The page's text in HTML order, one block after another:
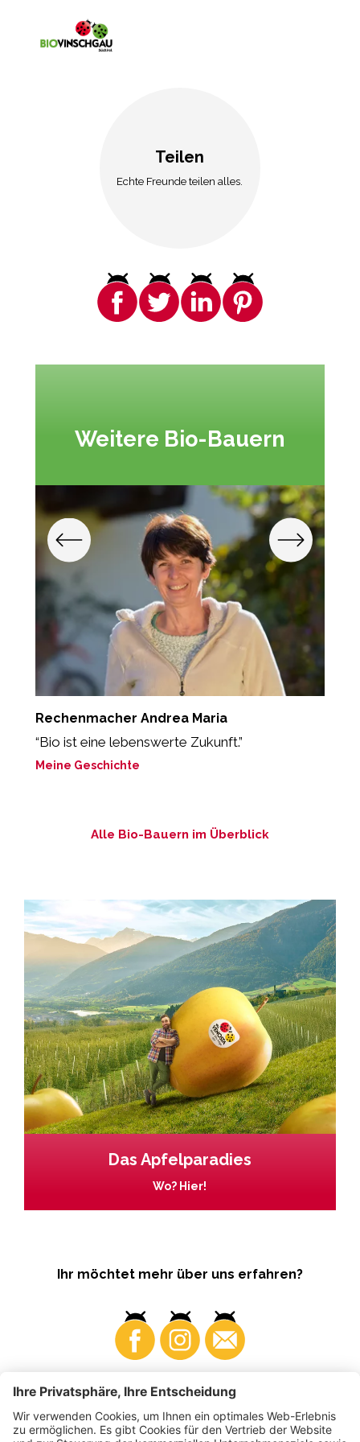
Teilen
Echte Freunde teilen alles.
Weitere Bio-Bauern
Rechenmacher Andrea Maria
“Bio ist eine lebenswerte Zukunft.”
Meine Geschichte
Alle Bio-Bauern im Überblick
Das Apfelparadies
Wo? Hier!
Ihr möchtet mehr über uns erfahren?
Business Produzenten